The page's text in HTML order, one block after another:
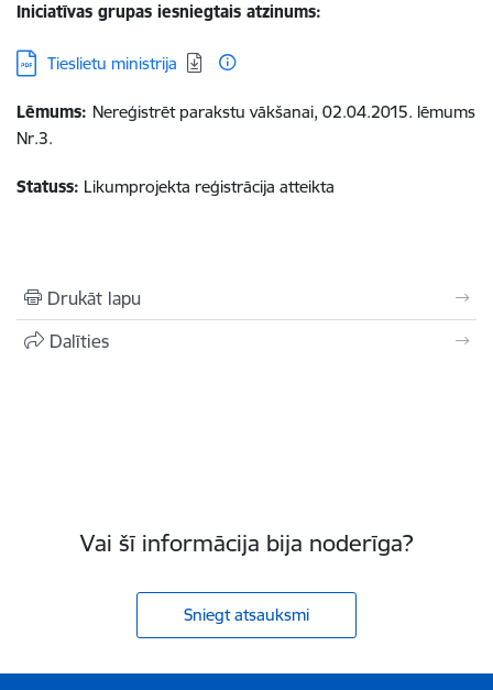
Iniciatīvas grupas iesniegtais atzinums:
Lejupielādēt:
Tieslietu ministrija
Lēmums: Nereģistrēt parakstu vākšanai, 02.04.2015. lēmums
Nr.3.
Statuss: Likumprojekta reģistrācija atteikta
Drukāt lapu
Dalīties
Vai šī informācija bija noderīga?
Sniegt atsauksmi